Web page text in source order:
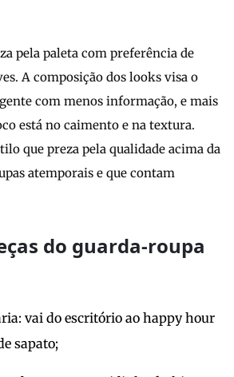
pela paleta com preferência de
A composição dos looks visa o
com menos informação, e mais
está no caimento e na textura.
que preza pela qualidade acima da
atemporais e que contam
do guarda-roupa
vai do escritório ao happy hour
sapato;